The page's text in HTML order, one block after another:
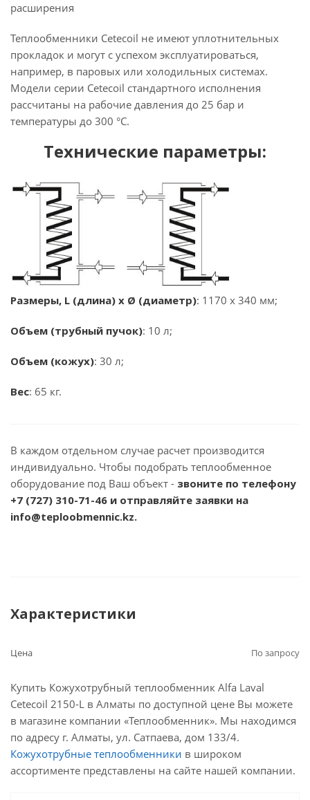
расширения
Теплообменники Cetecoil не имеют уплотнительных
прокладок и могут с успехом эксплуатироваться,
например, в паровых или холодильных системах.
Модели серии Cetecoil стандартного исполнения
рассчитаны на рабочие давления до 25 бар и
температуры до 300 °С.
Технические параметры:
Размеры, L (длина) x Ø (диаметр): 1170 x 340 мм;
Объем (трубный пучок): 10 л;
Объем (кожух): 30 л;
Вес: 65 кг.
В каждом отдельном случае расчет производится
индивидуально. Чтобы подобрать теплообменное
оборудование под Ваш объект - звоните по телефону
+7 (727) 310-71-46 и отправляйте заявки на
info@teploobmennic.kz.
Характеристики
Цена По запросу
Купить Кожухотрубный теплообменник Alfa Laval
Cetecoil 2150-L в Алматы по доступной цене Вы можете
в магазине компании «Теплообменник». Мы находимся
по адресу г. Алматы, ул. Сатпаева, дом 133/4.
Кожухотрубные теплообменники в широком
ассортименте представлены на сайте нашей компании.